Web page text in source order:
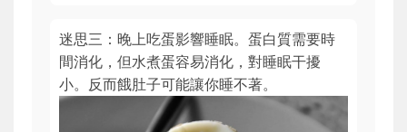
迷思三：晚上吃蛋影響睡眠。蛋白質需要時
間消化，但水煮蛋容易消化，對睡眠干擾
小。反而餓肚子可能讓你睡不著。